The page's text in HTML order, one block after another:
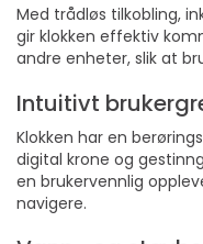
Med trådløs tilkobling,
gir klokken effektiv
andre enheter, slik at
Intuitivt
Klokken har en
digital krone og
en brukervennlig
navigere.